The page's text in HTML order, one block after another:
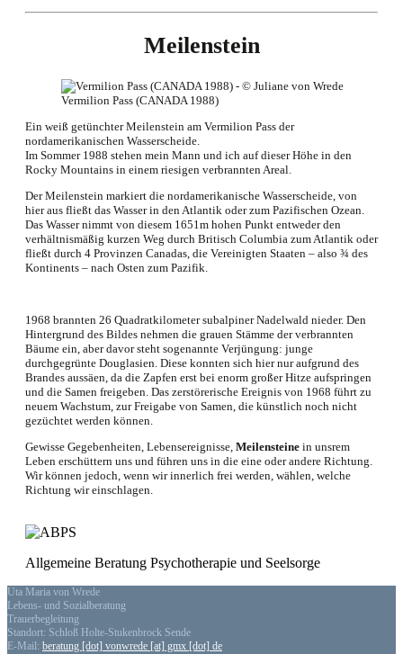
Meilenstein
Vermilion Pass (CANADA 1988)
Ein weiß getünchter Meilenstein am Vermilion Pass der
nordamerikanischen Wasserscheide.
Im Sommer 1988 stehen mein Mann und ich auf dieser Höhe in den
Rocky Mountains in einem riesigen verbrannten Areal.
Der Meilenstein markiert die nordamerikanische Wasserscheide, von
hier aus fließt das Wasser in den Atlantik oder zum Pazifischen Ozean.
Das Wasser nimmt von diesem 1651m hohen Punkt entweder den
verhältnismäßig kurzen Weg durch Britisch Columbia zum Atlantik oder
fließt durch 4 Provinzen Canadas, die Vereinigten Staaten – also ¾ des
Kontinents – nach Osten zum Pazifik.
1968 brannten 26 Quadratkilometer subalpiner Nadelwald nieder. Den
Hintergrund des Bildes nehmen die grauen Stämme der verbrannten
Bäume ein, aber davor steht sogenannte Verjüngung: junge
durchgegrünte Douglasien. Diese konnten sich hier nur aufgrund des
Brandes aussäen, da die Zapfen erst bei enorm großer Hitze aufspringen
und die Samen freigeben. Das zerstörerische Ereignis von 1968 führt zu
neuem Wachstum, zur Freigabe von Samen, die künstlich noch nicht
gezüchtet werden können.
Gewisse Gegebenheiten, Lebensereignisse, Meilensteine in unsrem
Leben erschüttern uns und führen uns in die eine oder andere Richtung.
Wir können jedoch, wenn wir innerlich frei werden, wählen, welche
Richtung wir einschlagen.
Allgemeine Beratung Psychotherapie und Seelsorge
Uta Maria von Wrede
Lebens- und Sozialberatung
Trauerbegleitung
Standort: Schloß Holte-Stukenbrock Sende
E-Mail: beratung [dot] vonwrede [at] gmx [dot] de